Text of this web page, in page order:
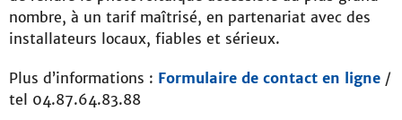
nombre, à un tarif maîtrisé, en partenariat avec des
installateurs locaux, fiables et sérieux.
Plus d’informations : Formulaire de contact en ligne /
tel 04.87.64.83.88